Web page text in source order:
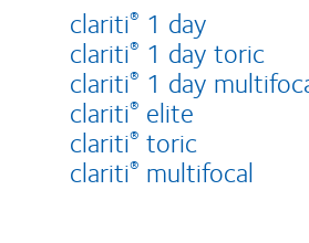
clariti® 1 day
clariti® 1 day toric
clariti® 1 day
clariti® elite
clariti® toric
clariti® multifocal